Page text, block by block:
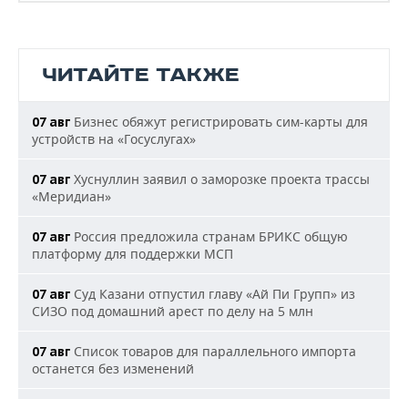
ЧИТАЙТЕ ТАКЖЕ
07 авг Бизнес обяжут регистрировать сим-карты для
устройств на «Госуслугах»
07 авг Хуснуллин заявил о заморозке проекта трассы
«Меридиан»
07 авг Россия предложила странам БРИКС общую
платформу для поддержки МСП
07 авг Суд Казани отпустил главу «Ай Пи Групп» из
СИЗО под домашний арест по делу на 5 млн
07 авг Список товаров для параллельного импорта
останется без изменений